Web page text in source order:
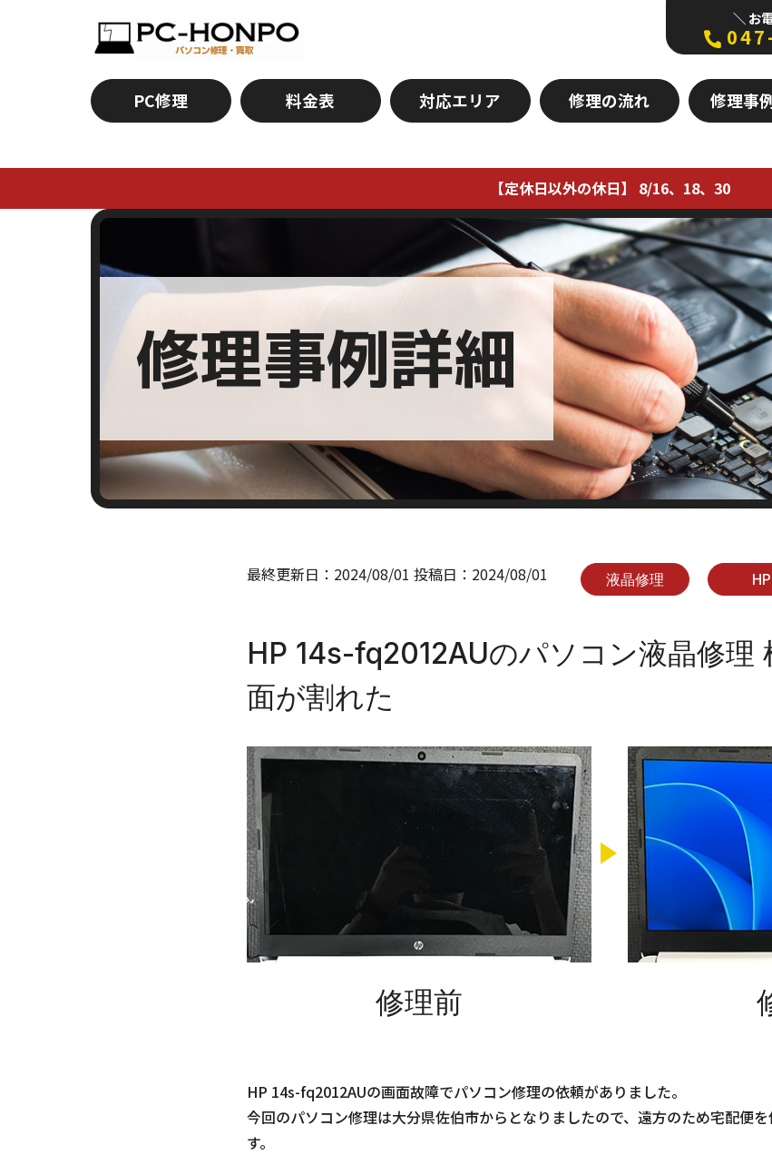
＼ お
PC修理 料金表 対応エリア 修理の流れ 修理事
【定休日以外の休日】 8/16、18、30
修理事例詳細
最終更新日： 2024/08/01 投稿日： 2024/08/01 液晶修理 HP
HP 14s-fq2012AUのパソコン液晶修理
面が割れた
修理前
HP 14s-fq2012AUの画面故障でパソコン修理の依頼がありました。
今回のパソコン修理は大分県佐伯市からとなりましたので、遠方のため宅配便
す。